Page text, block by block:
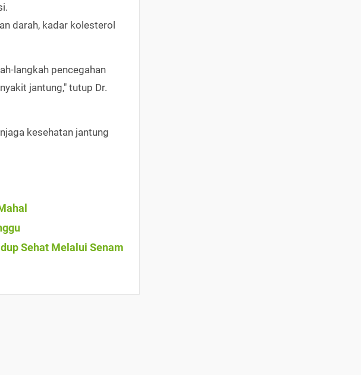
darah, kadar kolesterol
langkah pencegahan
jantung," tutup Dr.
kesehatan jantung
Sehat Melalui Senam